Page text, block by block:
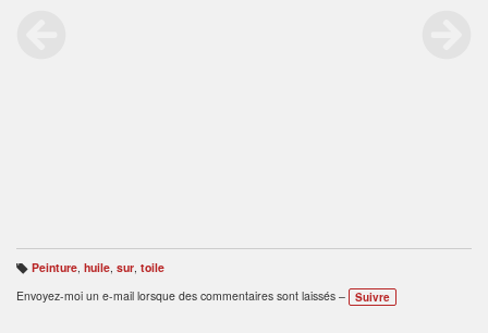
B
ali
s
Peinture, huile, sur, toile
Envoyez-moi un e-mail lorsque des commentaires sont laissés –
Suivre